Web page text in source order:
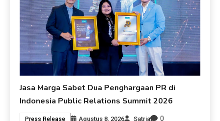
Jasa Marga Sabet Dua Penghargaan PR di
Indonesia Public Relations Summit 2026
Press Release Agustus 8, 2026 Satria 0